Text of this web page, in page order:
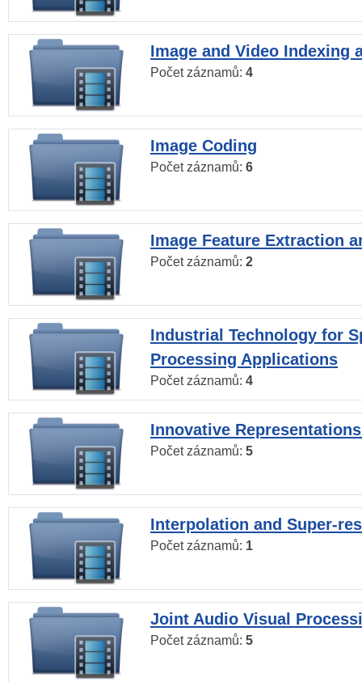
Image and Video Indexing
Počet záznamů: 4
Image Coding
Počet záznamů: 6
Image Feature Extraction
Počet záznamů: 2
Industrial Technology for
Processing Applications
Počet záznamů: 4
Innovative
Počet záznamů: 5
Interpolation and Super-
Počet záznamů: 1
Joint Audio Visual
Počet záznamů: 5